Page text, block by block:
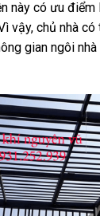
này có ưu điểm
vậy, chủ nhà có
gian ngôi